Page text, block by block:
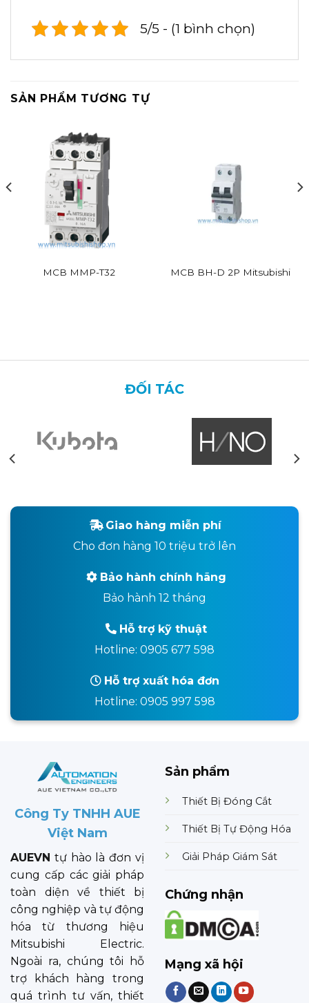
5/5 - (1 bình chọn)
SẢN PHẨM TƯƠNG TỰ
MCB MMP-T32 MCB BH-D 2P Mitsubishi
ĐỐI TÁC
Giao hàng miễn phí
Cho đơn hàng 10 triệu trở lên
Bảo hành chính hãng
Bảo hành 12 tháng
Hỗ trợ kỹ thuật
Hotline: 0905 677 598
Hỗ trợ xuất hóa đơn
Hotline: 0905 997 598
Công Ty TNHH AUE
Việt Nam
AUEVN tự hào là đơn vị
cung cấp các giải pháp
toàn diện về thiết bị
công nghiệp và tự động
hóa từ thương hiệu
Mitsubishi Electric.
Ngoài ra, chúng tôi hỗ
trợ khách hàng trong
quá trình tư vấn, thiết
Sản phẩm
Thiết Bị Đóng Cắt
Thiết Bị Tự Động Hóa
Giải Pháp Giám Sát
Chứng nhận
Mạng xã hội